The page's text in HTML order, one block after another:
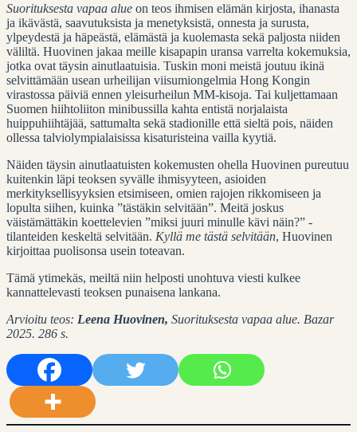
Suorituksesta vapaa alue on teos ihmisen elämän kirjosta, ihanasta
ja ikävästä, saavutuksista ja menetyksistä, onnesta ja surusta,
ylpeydestä ja häpeästä, elämästä ja kuolemasta sekä paljosta niiden
väliltä. Huovinen jakaa meille kisapapin uransa varrelta kokemuksia,
jotka ovat täysin ainutlaatuisia. Tuskin moni meistä joutuu ikinä
selvittämään usean urheilijan viisumiongelmia Hong Kongin
virastossa päiviä ennen yleisurheilun MM-kisoja. Tai kuljettamaan
Suomen hiihtoliiton minibussilla kahta entistä norjalaista
huippuhiihtäjää, sattumalta sekä stadionille että sieltä pois, näiden
ollessa talviolympialaisissa kisaturisteina vailla kyytiä.
Näiden täysin ainutlaatuisten kokemusten ohella Huovinen pureutuu
kuitenkin läpi teoksen syvälle ihmisyyteen, asioiden
merkityksellisyyksien etsimiseen, omien rajojen rikkomiseen ja
lopulta siihen, kuinka ”tästäkin selvitään”. Meitä joskus
väistämättäkin koettelevien ”miksi juuri minulle kävi näin?” -
tilanteiden keskeltä selvitään. Kyllä me tästä selvitään, Huovinen
kirjoittaa puolisonsa usein toteavan.
Tämä ytimekäs, meiltä niin helposti unohtuva viesti kulkee
kannattelevasti teoksen punaisena lankana.
Arvioitu teos: Leena Huovinen, Suorituksesta vapaa alue. Bazar
2025. 286 s.